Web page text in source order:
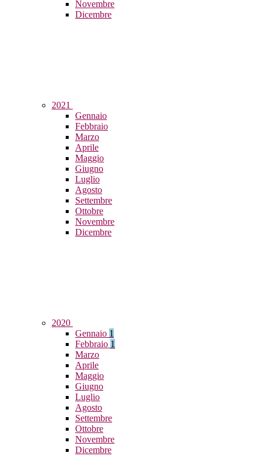
Novembre
Dicembre
2021
Gennaio
Febbraio
Marzo
Aprile
Maggio
Giugno
Luglio
Agosto
Settembre
Ottobre
Novembre
Dicembre
2020
Gennaio 1
Febbraio 1
Marzo
Aprile
Maggio
Giugno
Luglio
Agosto
Settembre
Ottobre
Novembre
Dicembre